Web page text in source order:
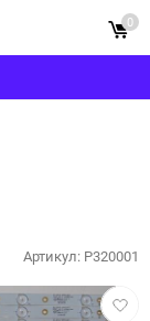
0
Артикул: P320001